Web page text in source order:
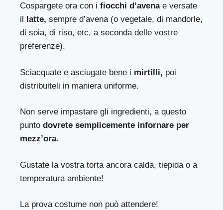
Cospargete ora con ifiocchi d’avenae versate
il latte, sempre d’avena (o vegetale, di mandorle,
di soia, di riso, etc, a seconda delle vostre
preferenze).
Sciacquate e asciugate bene i mirtilli, poi
distribuiteli in maniera uniforme.
Non serve impastare gli ingredienti, a questo
punto dovrete semplicemente infornare per
mezz’ora.
Gustate la vostra torta ancora calda, tiepida o a
temperatura ambiente!
La prova costume non può attendere!